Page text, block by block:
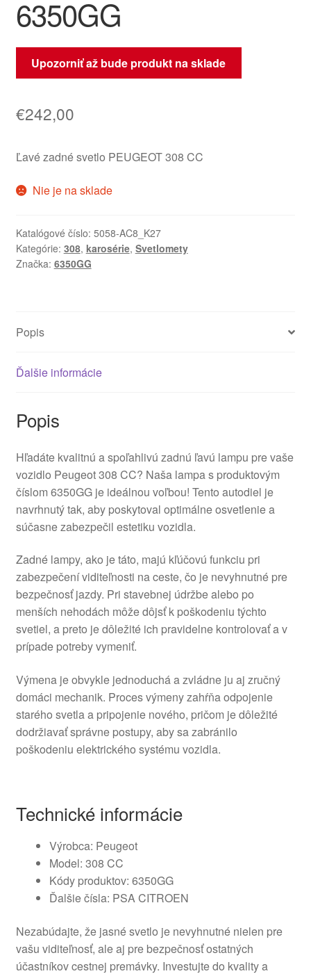
6350GG
Upozorniť až bude produkt na sklade
€242,00
Ľavé zadné svetlo PEUGEOT 308 CC
Nie je na sklade
Katalógové číslo: 5058-AC8_K27
Kategórie: 308, karosérie, Svetlomety
Značka: 6350GG
Popis
Ďalšie informácie
Popis
Hľadáte kvalitnú a spoľahlivú zadnú ľavú lampu pre vaše
vozidlo Peugeot 308 CC? Naša lampa s produktovým
číslom 6350GG je ideálnou voľbou! Tento autodiel je
navrhnutý tak, aby poskytoval optimálne osvetlenie a
súčasne zabezpečil estetiku vozidla.
Zadné lampy, ako je táto, majú kľúčovú funkciu pri
zabezpečení viditeľnosti na ceste, čo je nevyhnutné pre
bezpečnosť jazdy. Pri stavebnej údržbe alebo po
menších nehodách môže dôjsť k poškodeniu týchto
svetiel, a preto je dôležité ich pravidelne kontrolovať a v
prípade potreby vymeniť.
Výmena je obvykle jednoduchá a zvládne ju aj zručný
domáci mechanik. Proces výmeny zahŕňa odpojenie
starého svetla a pripojenie nového, pričom je dôležité
dodržiavať správne postupy, aby sa zabránilo
poškodeniu elektrického systému vozidla.
Technické informácie
Výrobca: Peugeot
Model: 308 CC
Kódy produktov: 6350GG
Ďalšie čísla: PSA CITROEN
Nezabúdajte, že jasné svetlo je nevyhnutné nielen pre
vašu viditeľnosť, ale aj pre bezpečnosť ostatných
účastníkov cestnej premávky. Investujte do kvality a